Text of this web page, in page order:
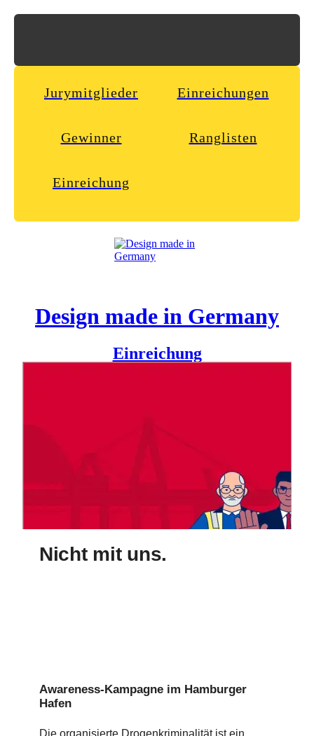
Jurymitglieder Einreichungen
Gewinner Ranglisten
Einreichung
Design made in Germany
Einreichung
Drogen über einen Hafen geschmuggelt werden können,
Hafenpersonal angewiesen.
Die Hamburger Hafen und Logistik AG (HHLA) nimmt die
Gefahr durch organisierte Drogenkriminalität sehr ernst und
hat daher weitreichende Maßnahmen implementiert, um dem
illegalen Drogenschmuggel über den Hafen
entgegenzutreten und ihre Beschäftigten zu schützen. Dazu
Erklärfilme und weitere Materialien entwickelt, um die
Nicht mit uns.
Awareness-Kampagne im Hamburger
Hafen